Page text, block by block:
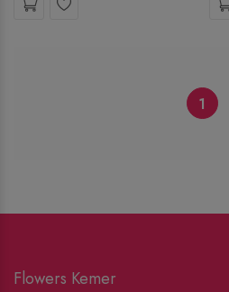
1
Flowers Kemer